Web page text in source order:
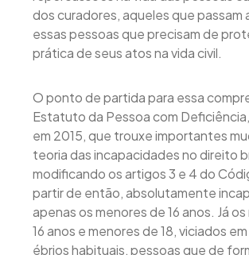
dos curadores, aqueles que passam
essas pessoas que precisam de
prática de seus atos na vida civil.
O ponto de partida para essa
Estatuto da Pessoa com
em 2015, que trouxe importantes
teoria das incapacidades no direito
modificando os artigos 3 e 4 do
partir de então, absolutamente
apenas os menores de 16 anos. Já
16 anos e menores de 18, viciados
ébrios habituais, pessoas que de